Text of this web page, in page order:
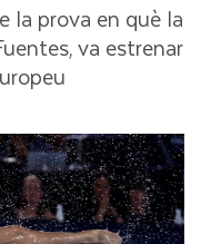
la prova en què la
va estrenar